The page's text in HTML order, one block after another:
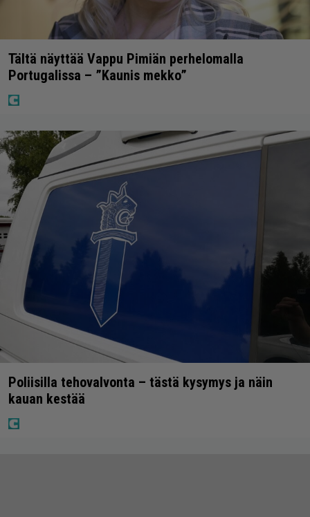
Tältä näyttää Vappu Pimiän perhelomalla
Portugalissa – ”Kaunis mekko”
Poliisilla tehovalvonta – tästä kysymys ja näin
kauan kestää